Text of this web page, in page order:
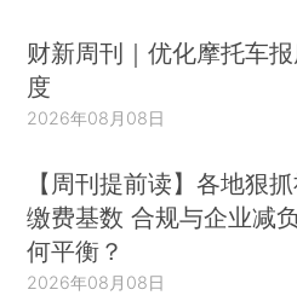
财新周刊｜优化摩托车
度
2026年08月08日
【周刊提前读】各地狠
缴费基数 合规与企业减
何平衡？
2026年08月08日